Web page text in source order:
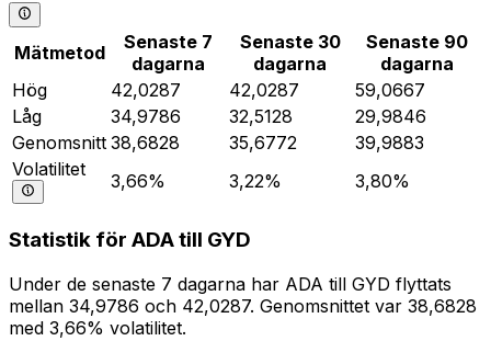
Mätmetod
Senaste 7
dagarna
Senaste 30
dagarna
Senaste 90
dagarna
Hög
42,0287 42,0287
59,0667
Låg
34,9786 32,5128
29,9846
Genomsnitt 38,6828 35,6772
39,9883
Volatilitet
3,66% 3,22% 3,80%
Statistik för ADA till GYD
Under de senaste 7 dagarna har ADA till GYD flyttats
mellan 34,9786 och 42,0287. Genomsnittet var 38,6828
med 3,66% volatilitet.